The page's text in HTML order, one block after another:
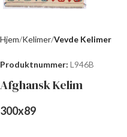
Hjem Kelimer Vevde Kelimer
Produktnummer: L946B
Afghansk Kelim
300x89